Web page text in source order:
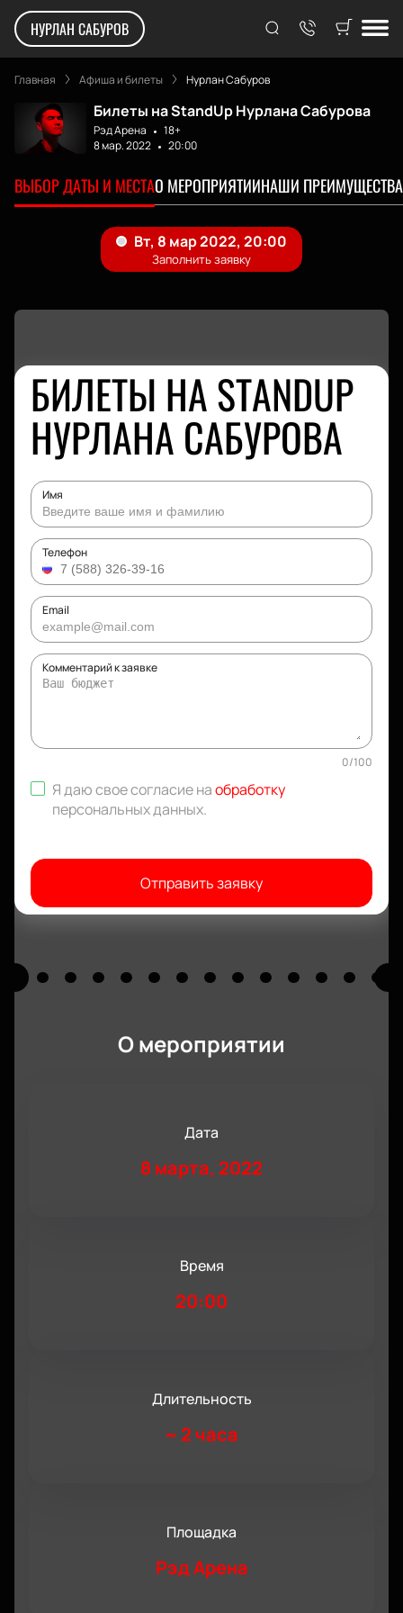
НУРЛАН САБУРОВ
Главная Афиша и билеты Нурлан Сабуров
Билеты на StandUp Нурлана Сабурова
Рэд Арена
18+
8 мар. 2022
20:00
ВЫБОР ДАТЫ И МЕСТАО МЕРОПРИЯТИИНАШИ ПРЕИМУЩЕСТВА
БИЛЕТЫ НА STANDUP
НУРЛАНА САБУРОВА
Имя
Телефон
Email
Комментарий к заявке
0/100
Я даю свое согласие наобработку
персональных данных.
Отправить заявку
О мероприятии
Дата
8 марта, 2022
Время
20:00
Длительность
~ 2 часа
Площадка
Рэд Арена